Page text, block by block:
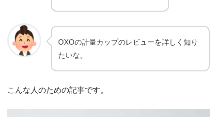
OXOの計量カップのレビューを詳しく知り
たいな。
こんな人のための記事です。